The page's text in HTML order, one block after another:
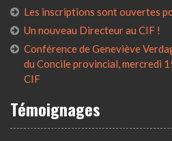
Les inscriptions sont ouvertes
Un nouveau Directeur au CIF !
Conférence de Geneviève
du Concile provincial, mercredi
CIF
Témoignages